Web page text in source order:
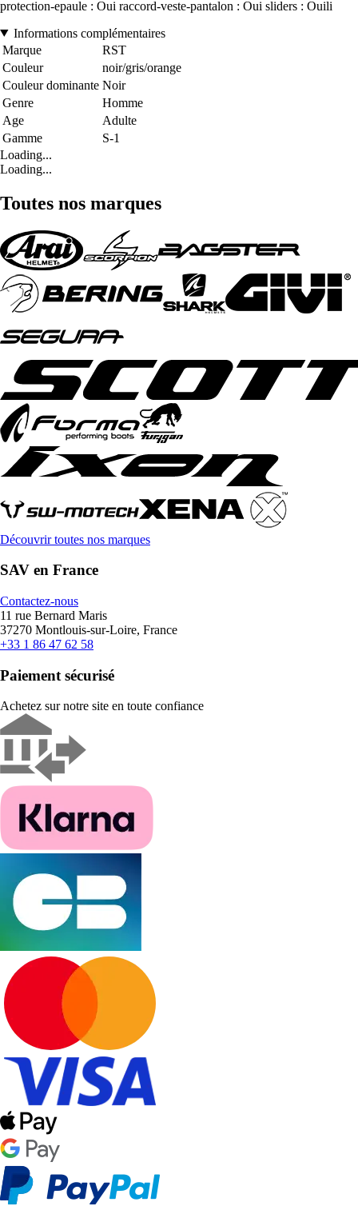
protection-epaule : Oui raccord-veste-pantalon : Oui sliders : Ouili
Informations complémentaires
Marque
RST
Couleur
noir/gris/orange
Couleur dominante Noir
Genre
Homme
Age
Adulte
Gamme
S-1
Loading...
Loading...
Toutes nos marques
Découvrir toutes nos marques
SAV en France
Contactez-nous
11 rue Bernard Maris
37270 Montlouis-sur-Loire, France
+33 1 86 47 62 58
Paiement sécurisé
Achetez sur notre site en toute confiance